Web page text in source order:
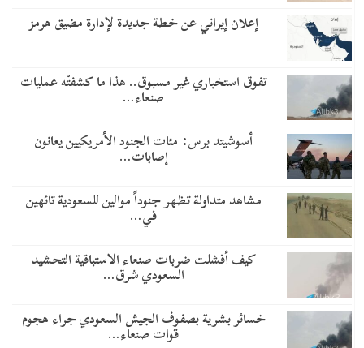
إعلان إيراني عن خطة جديدة لإدارة مضيق هرمز
تفوق استخباري غير مسبوق.. هذا ما كشفتْه عمليات
صنعاء…
أسوشيتد برس: مئات الجنود الأمريكيين يعانون
إصابات…
مشاهد متداولة تظهر جنوداً موالين للسعودية تائهين
في…
​كيف أفشلت ضربات صنعاء الاستباقية التحشيد
السعودي شرق…
خسائر بشرية بصفوف الجيش السعودي جراء هجوم
قوات صنعاء…